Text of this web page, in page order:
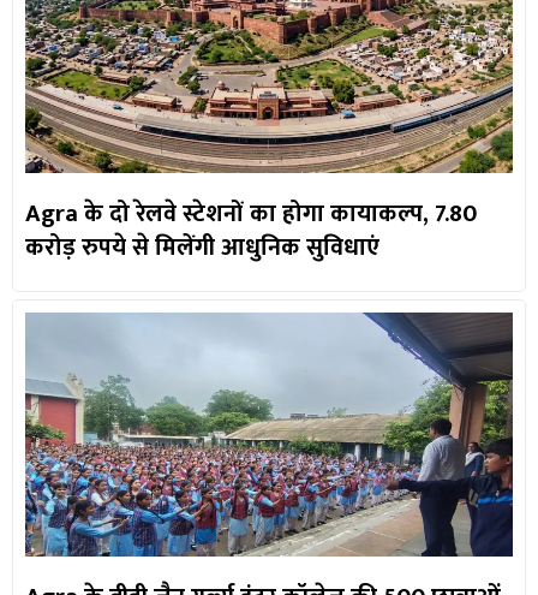
Agra के दो रेलवे स्टेशनों का होगा कायाकल्प, 7.80
करोड़ रुपये से मिलेंगी आधुनिक सुविधाएं